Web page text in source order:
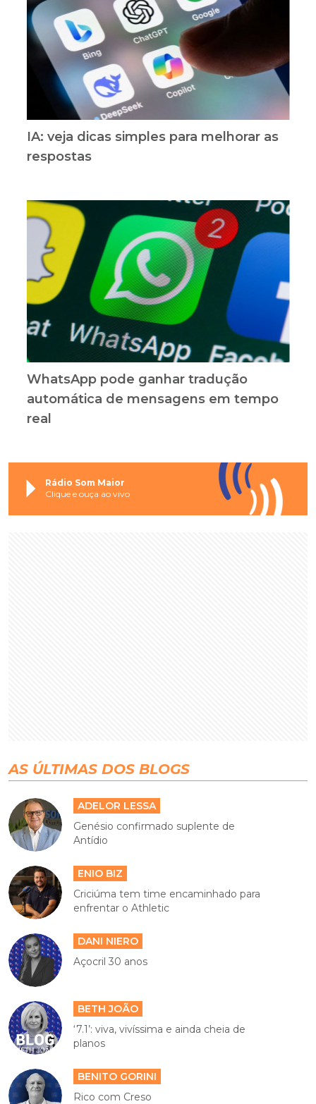
IA: veja dicas simples para melhorar as
respostas
WhatsApp pode ganhar tradução
automática de mensagens em tempo
real
Rádio Som Maior
Clique e ouça ao vivo
AS ÚLTIMAS DOS BLOGS
ADELOR LESSA
Genésio confirmado suplente de
Antídio
ENIO BIZ
Criciúma tem time encaminhado para
enfrentar o Athletic
DANI NIERO
Açocril 30 anos
BETH JOÃO
‘7.1’: viva, vivíssima e ainda cheia de
planos
BENITO GORINI
Rico com Creso